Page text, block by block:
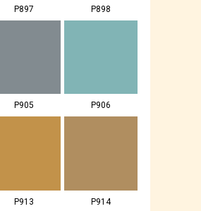
P897 P898
P905 P906
P913 P914